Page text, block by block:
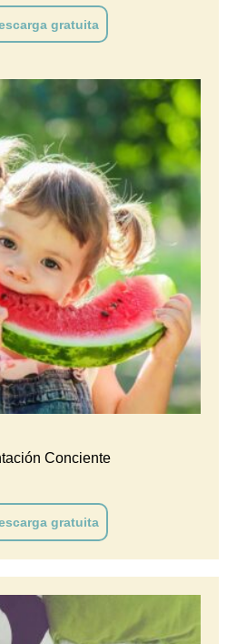
gratuita
Conciente
gratuita